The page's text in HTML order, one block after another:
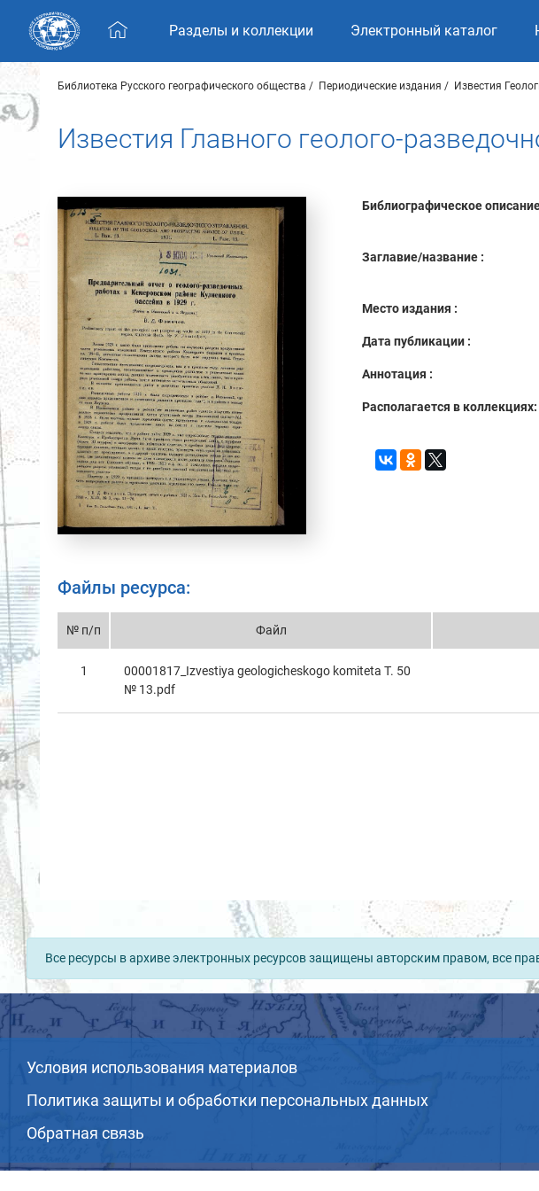
Skip navigation
Разделы и коллекции Электронный каталог
Библиотека Русского географического общества Периодические издания Известия
Известия Главного геолого-
Библиографическое
Заглавие/название :
Место издания :
Дата публикации :
Аннотация :
Располагается в коллекциях:
Файлы ресурса:
№ п/п Файл
1
00001817_Izvestiya geologicheskogo komitetа T. 50
№ 13.pdf
Все ресурсы в архиве электронных ресурсов защищены авторским правом, все
Условия использования материалов
Политика защиты и обработки персональных данных
Обратная связь